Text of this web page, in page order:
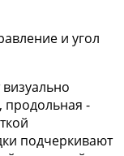
и угол
продольная -
подчеркивают